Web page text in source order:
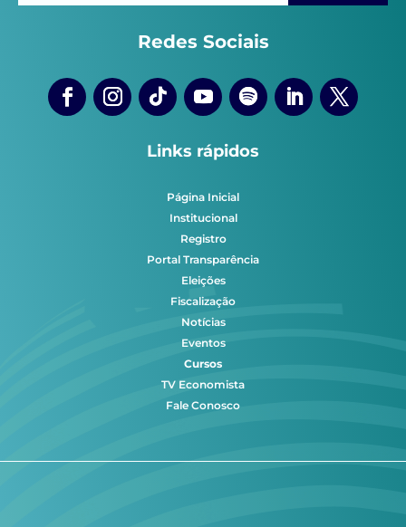
Redes Sociais
Links rápidos
Página Inicial
Institucional
Registro
Portal Transparência
Eleições
Fiscalização
Notícias
Eventos
Cursos
TV Economista
Fale Conosco